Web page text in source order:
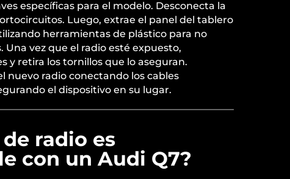
específicas para el modelo. Desconecta la
Luego, extrae el panel del tablero
herramientas de plástico para no
Una vez que el radio esté expuesto,
y retira los tornillos que lo aseguran.
nuevo radio conectando los cables
el dispositivo en su lugar.
radio es
con un Audi Q7?